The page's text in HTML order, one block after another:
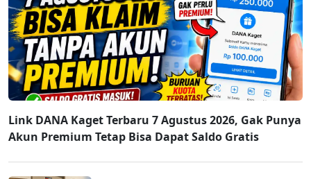
Link DANA Kaget Terbaru 7 Agustus 2026, Gak Punya
Akun Premium Tetap Bisa Dapat Saldo Gratis